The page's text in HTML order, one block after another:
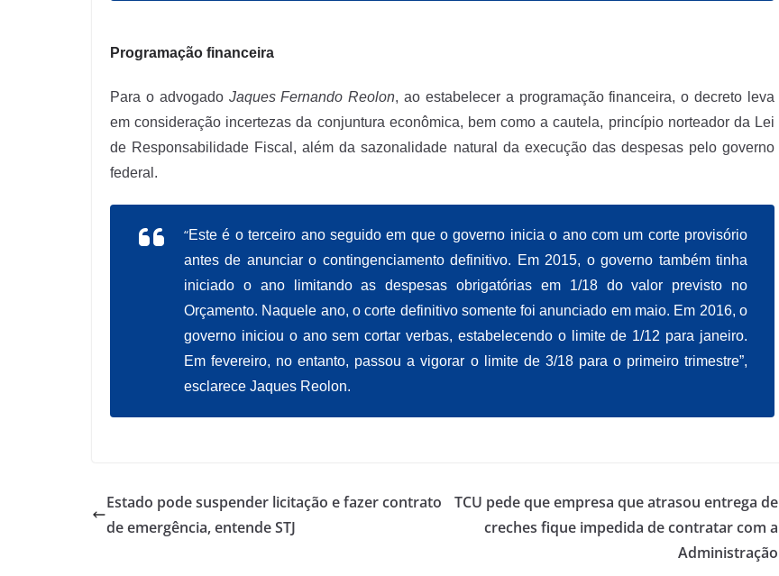
Programação financeira
Para o advogado Jaques Fernando Reolon, ao estabelecer a programação financeira, o decreto leva
em consideração incertezas da conjuntura econômica, bem como a cautela, princípio norteador da Lei
de Responsabilidade Fiscal, além da sazonalidade natural da execução das despesas pelo governo
federal.
“Este é o terceiro ano seguido em que o governo inicia o ano com um corte provisório
antes de anunciar o contingenciamento definitivo. Em 2015, o governo também tinha
iniciado o ano limitando as despesas obrigatórias em 1/18 do valor previsto no
Orçamento. Naquele ano, o corte definitivo somente foi anunciado em maio. Em 2016, o
governo iniciou o ano sem cortar verbas, estabelecendo o limite de 1/12 para janeiro.
Em fevereiro, no entanto, passou a vigorar o limite de 3/18 para o primeiro trimestre”,
esclarece Jaques Reolon.
Estado pode suspender licitação e fazer contrato
de emergência, entende STJ
TCU pede que empresa que atrasou entrega de
creches fique impedida de contratar com a
Administração